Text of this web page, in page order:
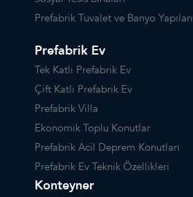
Prefabrik Tuvalet ve Banyo Yapıları
Prefabrik Ev
Tek Katlı Prefabrik Ev
Çift Katlı Prefabrik Ev
Prefabrik Villa
Ekonomik Toplu Konutlar
Prefabrik Acil Deprem Konutları
Prefabrik Ev Teknik Özellikleri
Konteyner